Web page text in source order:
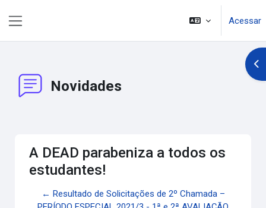
Acessar
Novidades
A DEAD parabeniza a todos os
estudantes!
← Resultado de Solicitações de 2º Chamada –